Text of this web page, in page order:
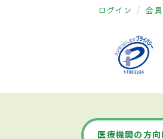
ログイン 会
医療機関の方